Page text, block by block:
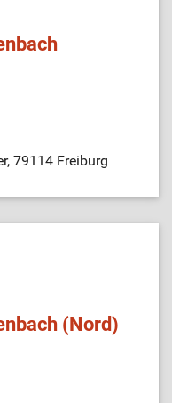
79114 Freiburg
(Nord)